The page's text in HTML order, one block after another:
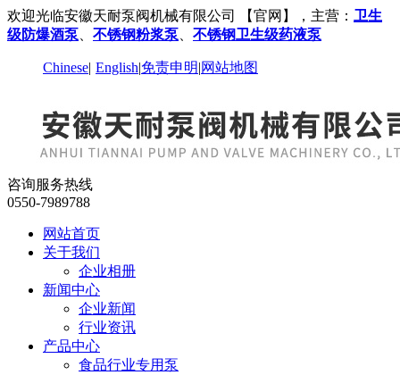
欢迎光临安徽天耐泵阀机械有限公司 【官网】，主营： 卫生
级防爆酒泵
不锈钢粉浆泵 不锈钢卫生级药液泵
Chinese| English|免责申明|网站地图
咨询服务热线
0550-7989788
网站首页
关于我们
企业相册
新闻中心
企业新闻
行业资讯
产品中心
食品行业专用泵